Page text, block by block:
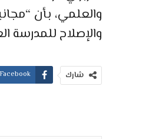
والعلمي، بأن
والإصلاح للمدرسة
شارك Facebook